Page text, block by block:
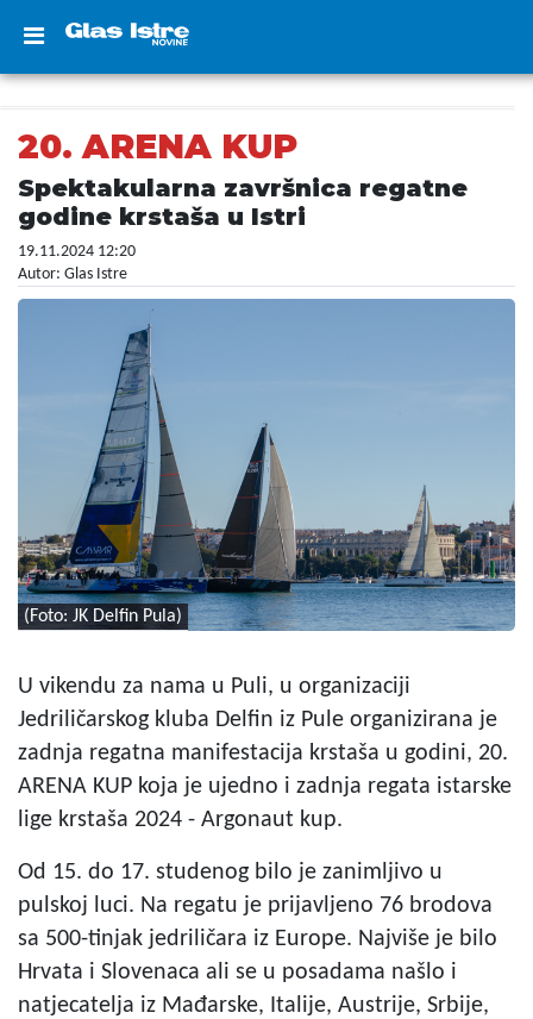
20. ARENA KUP
Spektakularna završnica regatne
godine krstaša u Istri
19.11.2024 12:20
Autor: Glas Istre
(Foto: JK Delfin Pula)
U vikendu za nama u Puli, u organizaciji
Jedriličarskog kluba Delfin iz Pule organizirana je
zadnja regatna manifestacija krstaša u godini, 20.
ARENA KUP koja je ujedno i zadnja regata istarske
lige krstaša 2024 - Argonaut kup.
Od 15. do 17. studenog bilo je zanimljivo u
pulskoj luci. Na regatu je prijavljeno 76 brodova
sa 500-tinjak jedriličara iz Europe. Najviše je bilo
Hrvata i Slovenaca ali se u posadama našlo i
natjecatelja iz Mađarske, Italije, Austrije, Srbije,